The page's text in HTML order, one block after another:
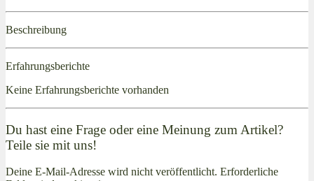
Beschreibung
Erfahrungsberichte
Keine Erfahrungsberichte vorhanden
Du hast eine Frage oder eine Meinung zum Artikel?
Teile sie mit uns!
Deine E-Mail-Adresse wird nicht veröffentlicht. Erforderliche